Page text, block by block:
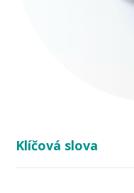
Klíčová slova